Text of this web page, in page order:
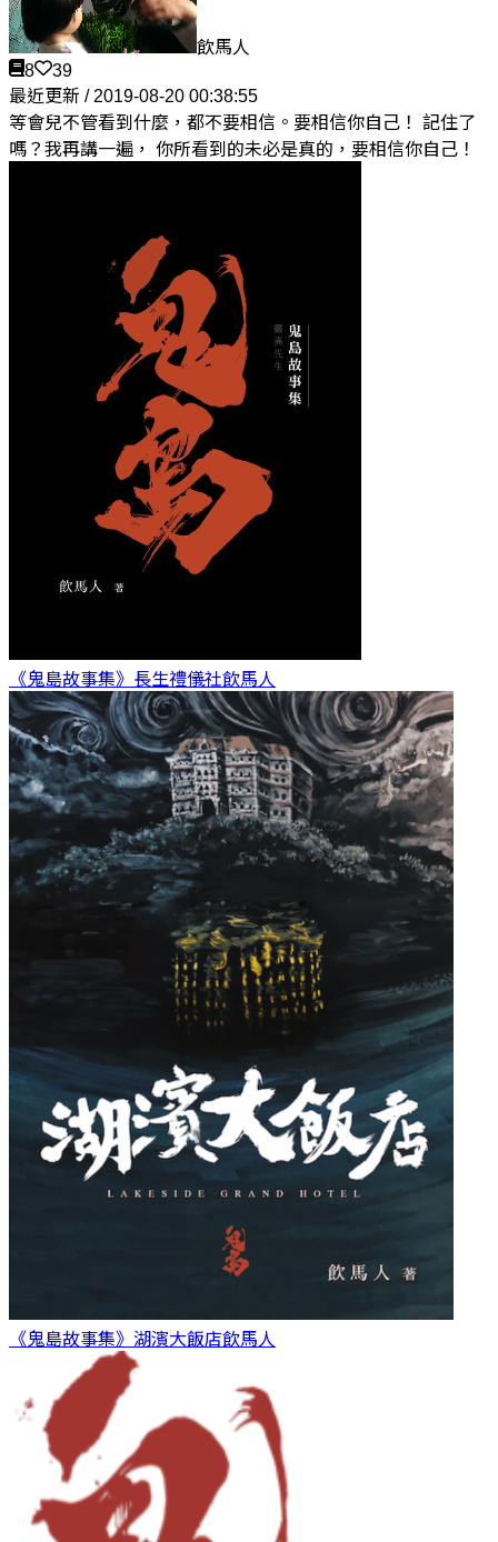
飲馬人
8
39
最近更新 / 2019-08-20 00:38:55
等會兒不管看到什麼，都不要相信。要相信你自己！ 記住了
嗎？我再講一遍， 你所看到的未必是真的，要相信你自己！
《鬼島故事集》長生禮儀社飲馬人
《鬼島故事集》湖濱大飯店飲馬人